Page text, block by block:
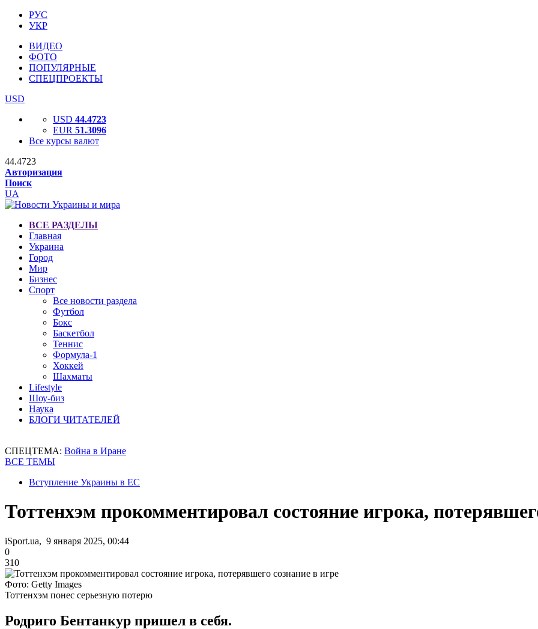
РУС
УКР
ВИДЕО
ФОТО
ПОПУЛЯРНЫЕ
СПЕЦПРОЕКТЫ
USD
USD 44.4723
EUR 51.3096
Все курсы валют
44.4723
Авторизация
Поиск
UA
ВСЕ РАЗДЕЛЫ
Главная
Украина
Город
Мир
Бизнес
Спорт
Все новости раздела
Футбол
Бокс
Баскетбол
Теннис
Формула-1
Хоккей
Шахматы
Lifestyle
Шоу-биз
Наука
БЛОГИ ЧИТАТЕЛЕЙ
СПЕЦТЕМА: Война в Иране
ВСЕ ТЕМЫ
Вступление Украины в ЕС
Тоттенхэм прокомментировал состояние игрока,
iSport.ua, 9 января 2025, 00:44
0
310
Фото: Getty Images
Тоттенхэм понес серьезную потерю
Родриго Бентанкур пришел в себя.